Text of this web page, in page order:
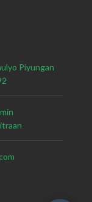
Piyungan